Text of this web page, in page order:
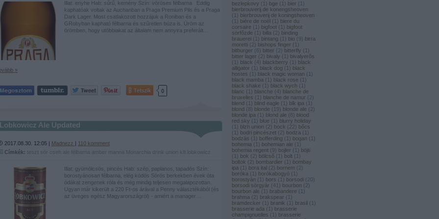
bezlepkovy ( 1 ) bge ( 1 ) bier ( 1 )
bierbrouverij de konengsheoven
( 1 ) bierbrouverij de koningsheoven
( 1 ) biére de noël ( 1 ) biere du
corsaire ( 1 ) bigfoot ( 1 ) bigfoot
sörfőzde ( 1 ) billa ( 2) binding
brauerei ( 1 ) bintang ( 1 ) bio ( 9) birra
moretti ( 2) bishops finger ( 1 )
bitburger ( 6 ) bitter ( 2) bitterfly ( 1 )
bitter lager ( 2) bivaly ( 1 ) bivalyerős
( 1 ) black ( 4) blackberry ( 1 ) black
alligator ( 1 ) black dog ( 1 ) black
hostes ( 1 ) black magic woman ( 1 )
black mamba ( 1 ) black rose ( 1 )
black shake ( 1 ) black wych ( 1 )
blanc ( 1 ) blanche ( 4) blanche de
bruxelles ( 1 ) blanche de namur ( 2)
blend ( 1 ) blind eagle ( 1 ) blk ipa ( 1 )
blond ( 8) blonde ( 19) blonde ale ( 2)
blonde ipa ( 1 ) blond ale ( 8) blood
red sky ( 1 ) blue ( 1 ) blurry holiday
( 1 ) blzh union ( 2) bock ( 22) bőcs
( 1 ) bodri pincészet ( 2) bodza ( 1 )
bodzás ( 1 ) bofferding ( 1 ) bogan ( 1 )
bohemia ( 1 ) bohemian ale ( 1 )
bohemia regent ( 9) bojler ( 1 ) böjti
( 1 ) bok ( 2) bölcső ( 1 ) bolt ( 1 )
boltok ( 2) bombardier ( 1 ) bombay
ipa ( 1 ) bora ital ( 2) bornem ( 2)
boróka ( 1 ) borókabogyó ( 1 )
borostyán ( 1 ) bors ( 1 ) borsodi ( 20)
borsodi sörgyár ( 41 ) bourbon ( 2)
bourbon ale ( 1 ) brabandere ( 1 )
brahma ( 2) brakspear ( 1 )
bramdecker ( 1 ) branik ( 1 ) brasil ( 1 )
brasserie ada ( 1 ) brasserie
champignuelles ( 1 ) brasserie
Illat: enyhe Hab: sűrű, kemény Szín: vöröses félbarna Eddig
kaphatóak voltak az Auchanban a Praga Premium Pils és a Praga
Dark Lager. Most csatlakozott hozzájuk a Roniban és a
GRobyban kapható félbarna és szűretlen búza is. Üröm az
örömben, hogy utóbbiakat az általam nem annyira preferált…
»
Tetszik 0
Lobkowicz Ale Updated
2017.08.30. 12:05 | Madnezz | 110 komment
Címkék: teszt sör cseh ale félbarna amber manna Monarchia drink union kft lobkowicz
Illat: gyümölcsös, pincés Hab: szép, paplanos, tapadós Szín:
borostyánosan félbarna, elég ködös Sörös berkekben évek óta
ódákat zengenek róla és még mindig teljesen megalapozottan.
Ugyan már kikerült a 220 Ft-os árával a Penny választékából (és
az üveges egész Magyarországról) - amiért a manager…